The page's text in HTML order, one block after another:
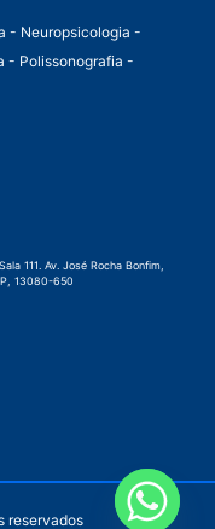
- Neuropsicologia -
- Polissonografia -
111. Av. José Rocha Bonfim,
13080-650
reservados